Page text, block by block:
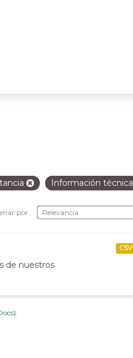
Información técnica
por
de nuestros
CSV
).